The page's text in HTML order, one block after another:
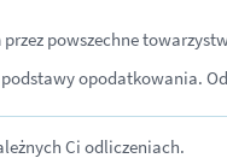
powszechne
opodatkowania.
Ci odliczeniach.